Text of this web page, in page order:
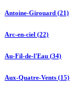
Antoine-Girouard (21)
Arc-en-ciel (22)
Au-Fil-de-l'Eau (34)
Aux-Quatre-Vents (15)